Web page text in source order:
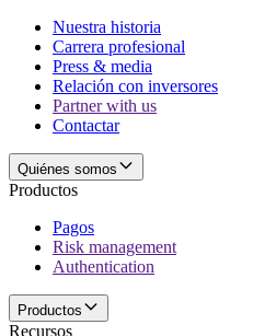
Nuestra historia
Carrera profesional
Press & media
Relación con inversores
Partner with us
Contactar
Quiénes somos
Productos
Pagos
Risk management
Authentication
Productos
Recursos